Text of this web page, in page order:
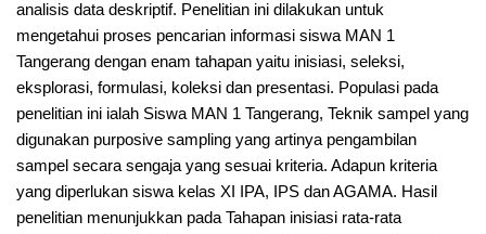
analisis data deskriptif. Penelitian ini dilakukan untuk
mengetahui proses pencarian informasi siswa MAN 1
Tangerang dengan enam tahapan yaitu inisiasi, seleksi,
eksplorasi, formulasi, koleksi dan presentasi. Populasi pada
penelitian ini ialah Siswa MAN 1 Tangerang, Teknik sampel yang
digunakan purposive sampling yang artinya pengambilan
sampel secara sengaja yang sesuai kriteria. Adapun kriteria
yang diperlukan siswa kelas XI IPA, IPS dan AGAMA. Hasil
penelitian menunjukkan pada Tahapan inisiasi rata-rata